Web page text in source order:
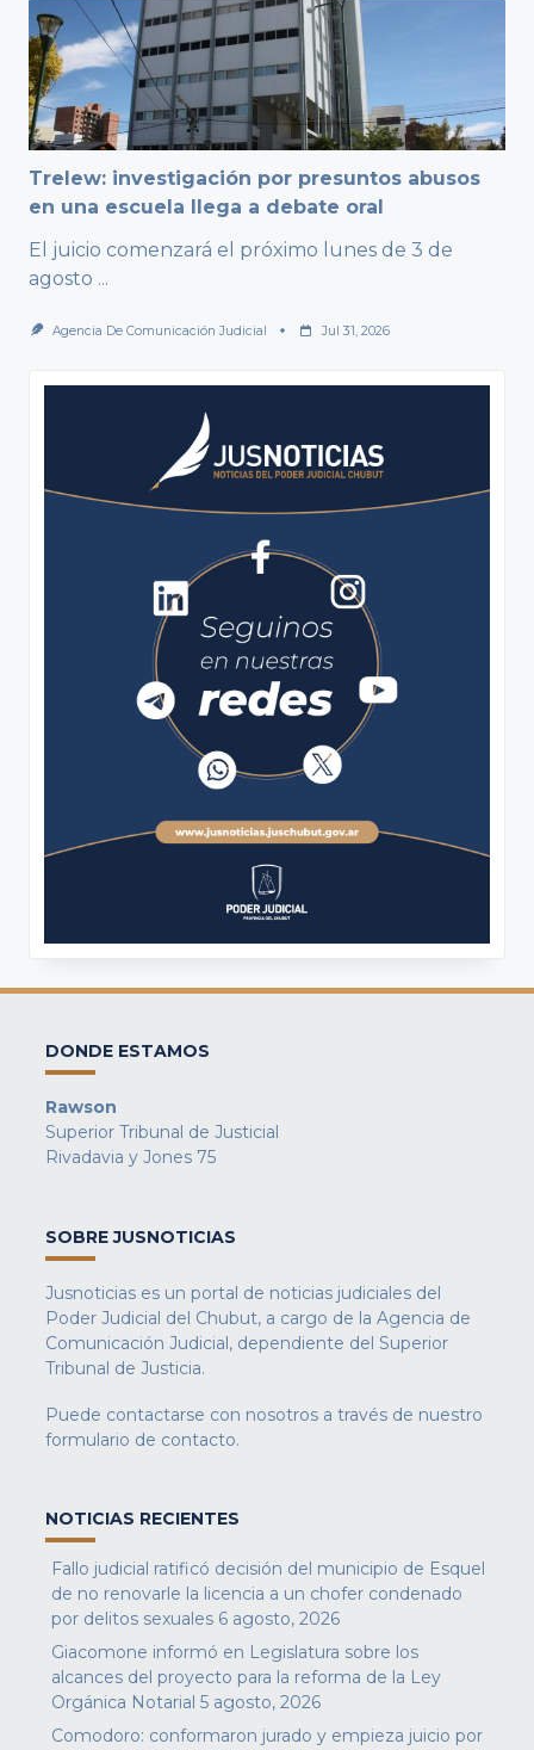
Trelew: investigación por presuntos abusos
en una escuela llega a debate oral
El juicio comenzará el próximo lunes de 3 de
agosto ...
Agencia De Comunicación Judicial Jul 31, 2026
DONDE ESTAMOS
Rawson
Superior Tribunal de Justicial
Rivadavia y Jones 75
SOBRE JUSNOTICIAS
Jusnoticias es un portal de noticias judiciales del
Poder Judicial del Chubut, a cargo de la Agencia de
Comunicación Judicial, dependiente del Superior
Tribunal de Justicia.
Puede contactarse con nosotros a través de nuestro
formulario de contacto.
NOTICIAS RECIENTES
Fallo judicial ratificó decisión del municipio de Esquel
de no renovarle la licencia a un chofer condenado
por delitos sexuales 6 agosto, 2026
Giacomone informó en Legislatura sobre los
alcances del proyecto para la reforma de la Ley
Orgánica Notarial 5 agosto, 2026
Comodoro: conformaron jurado y empieza juicio por